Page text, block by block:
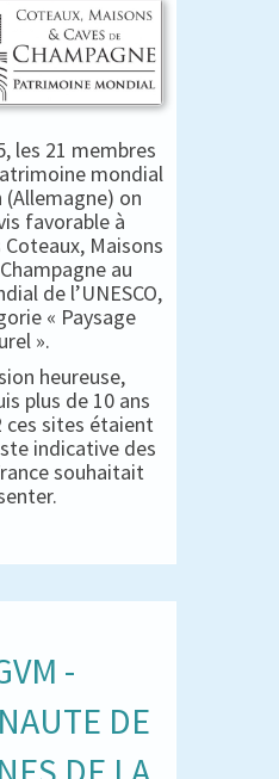
les 21 membres
mondial
(Allemagne) on
favorable à
Maisons
au
de l’UNESCO,
« Paysage
».
heureuse,
plus de 10 ans
ces sites étaient
indicative des
souhaitait
-
DE